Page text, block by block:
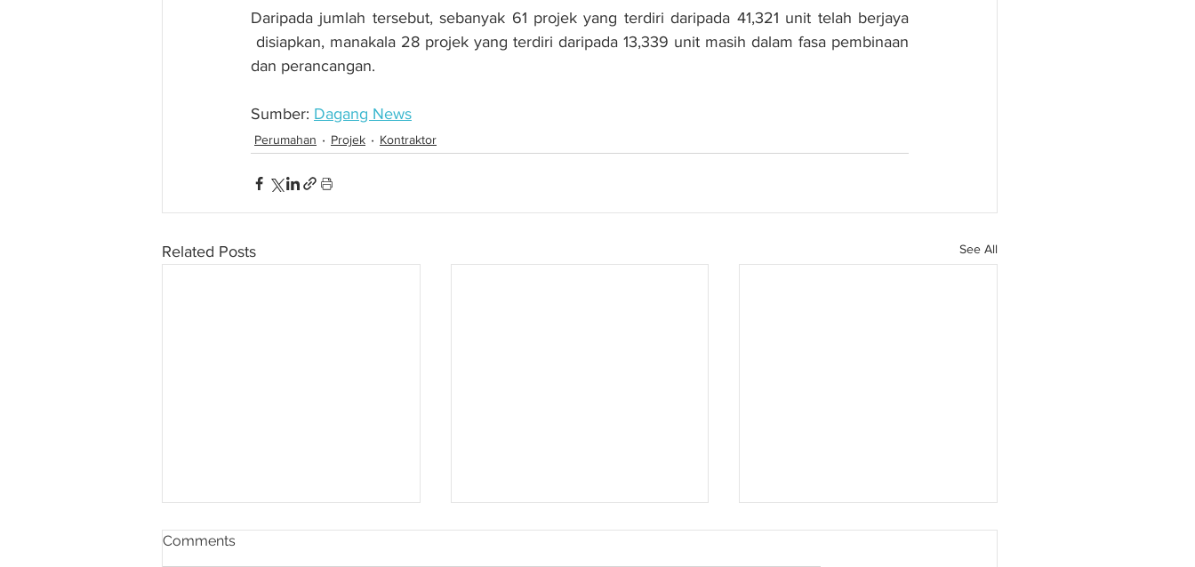
Daripada jumlah tersebut, sebanyak 61 projek yang terdiri daripada 41,321 unit telah berjaya
disiapkan, manakala 28 projek yang terdiri daripada 13,339 unit masih dalam fasa pembinaan
dan perancangan.
Sumber: Dagang News
Perumahan Projek Kontraktor
Related Posts See All
Comments